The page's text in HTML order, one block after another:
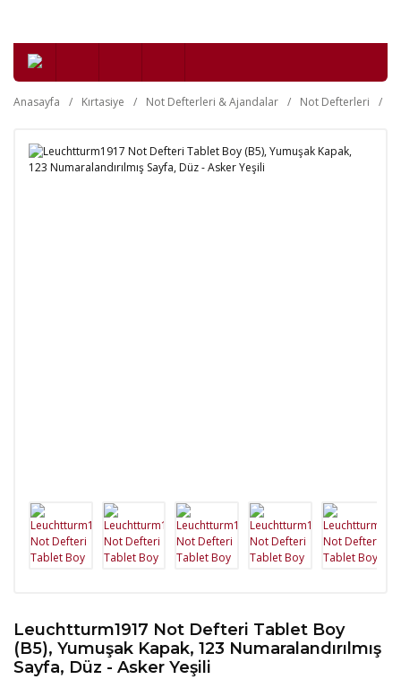
Anasayfa Kırtasiye Not Defterleri & Ajandalar Not Defterleri
Leuchtturm1917 Not Defteri Tablet Boy
(B5), Yumuşak Kapak, 123 Numaralandırılmış
Sayfa, Düz - Asker Yeşili